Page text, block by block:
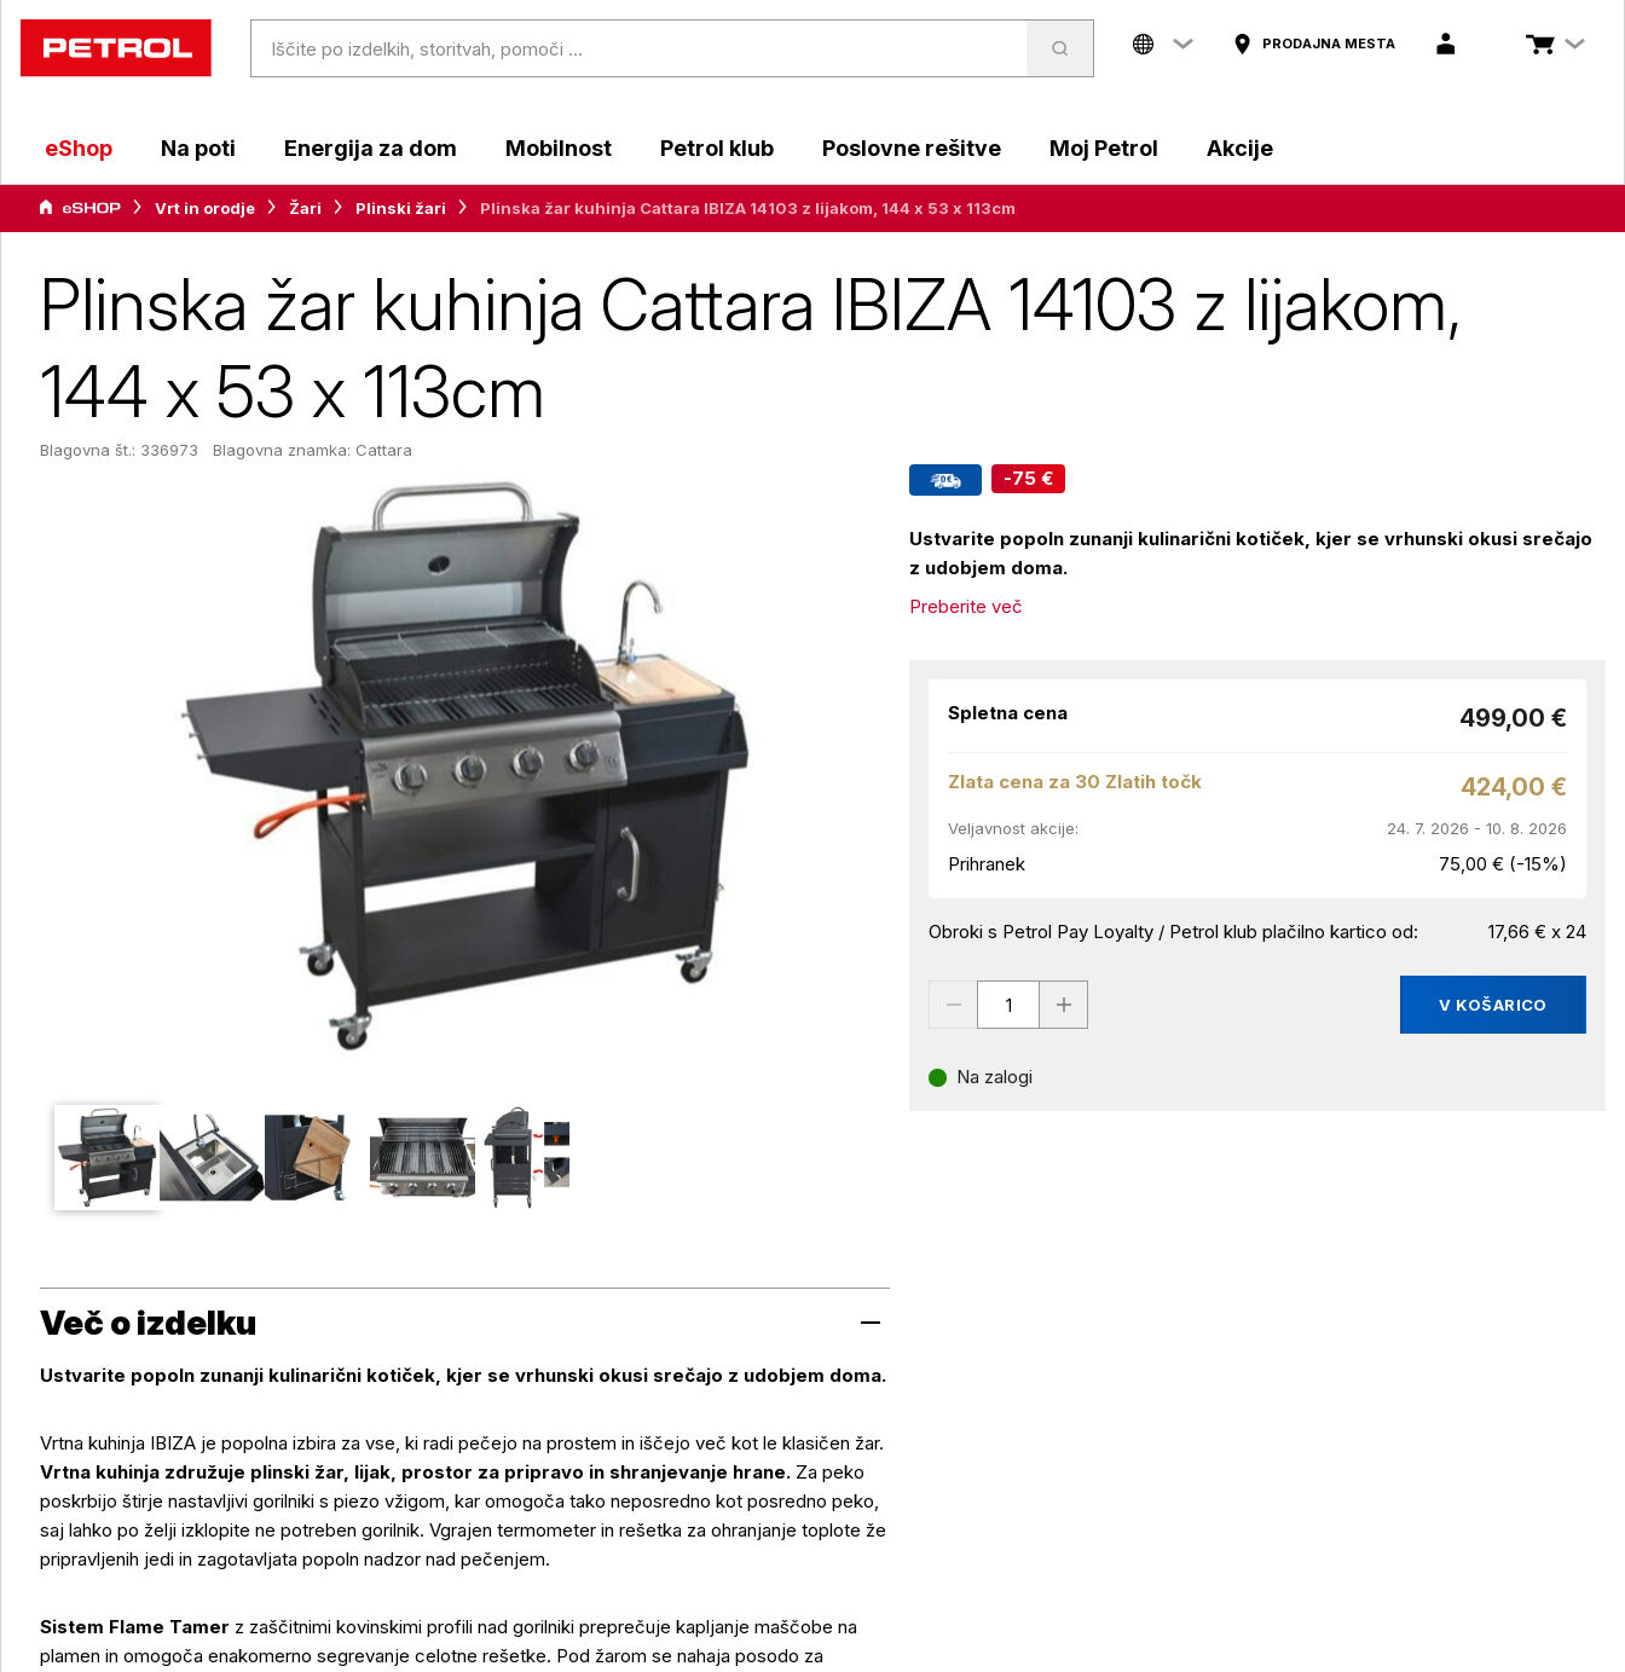
PRODAJNA MESTA
eShop Na poti Energija za dom Mobilnost Petrol klub Poslovne rešitve Moj Petrol Akcije
Vrt in orodje Žari Plinski žari Plinska žar kuhinja Cattara IBIZA 14103 z lijakom, 144 x 53 x 113cm
Plinska žar kuhinja Cattara IBIZA 14103 z lijakom,
144 x 53 x 113cm
Blagovna št.: 336973 Blagovna znamka: Cattara
-75 €
Ustvarite popoln zunanji kulinarični kotiček, kjer se vrhunski okusi srečajo
z udobjem doma.
Preberite več
Spletna cena 499,00 €
Zlata cena za 30 Zlatih točk 424,00 €
Veljavnost akcije: 24. 7. 2026 - 10. 8. 2026
Prihranek 75,00 € (-15%)
Obroki s Petrol Pay Loyalty / Petrol klub plačilno kartico od: 17,66 € x 24
V KOŠARICO
Na zalogi
Več o izdelku
Ustvarite popoln zunanji kulinarični kotiček, kjer se vrhunski okusi srečajo z udobjem doma.
Vrtna kuhinja IBIZA je popolna izbira za vse, ki radi pečejo na prostem in iščejo več kot le klasičen žar.
Vrtna kuhinja združuje plinski žar, lijak, prostor za pripravo in shranjevanje hrane. Za peko
poskrbijo štirje nastavljivi gorilniki s piezo vžigom, kar omogoča tako neposredno kot posredno peko,
saj lahko po želji izklopite ne potreben gorilnik. Vgrajen termometer in rešetka za ohranjanje toplote že
pripravljenih jedi in zagotavljata popoln nadzor nad pečenjem.
Sistem Flame Tamer z zaščitnimi kovinskimi profili nad gorilniki preprečuje kapljanje maščobe na
plamen in omogoča enakomerno segrevanje celotne rešetke. Pod žarom se nahaja posodo za